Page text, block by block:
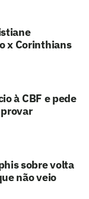
x Corinthians
à CBF e pede
sobre volta
não veio